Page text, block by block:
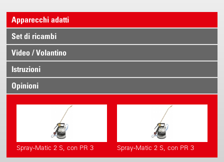
Apparecchi adatti
Set di ricambi
Video / Volantino
Istruzioni
Opinioni
Spray-Matic 2 S, con PR 3 Spray-Matic 2 S, con PR 3